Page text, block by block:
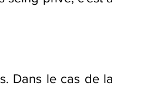
Dans le cas de la